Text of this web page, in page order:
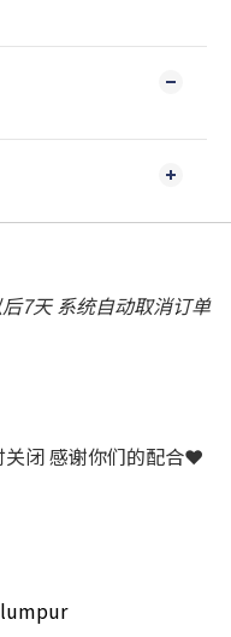
7天 系统自动取消订单
关闭 感谢你们的配合❤